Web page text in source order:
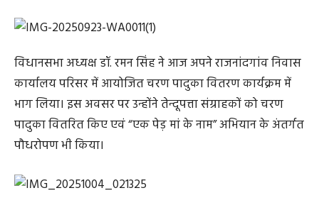
विधानसभा अध्यक्ष डॉ. रमन सिंह ने आज अपने राजनांदगांव निवास
कार्यालय परिसर में आयोजित चरण पादुका वितरण कार्यक्रम में
भाग लिया। इस अवसर पर उन्होंने तेन्दूपत्ता संग्राहकों को चरण
पादुका वितरित किए एवं “एक पेड़ मां के नाम” अभियान के अंतर्गत
पौधरोपण भी किया।